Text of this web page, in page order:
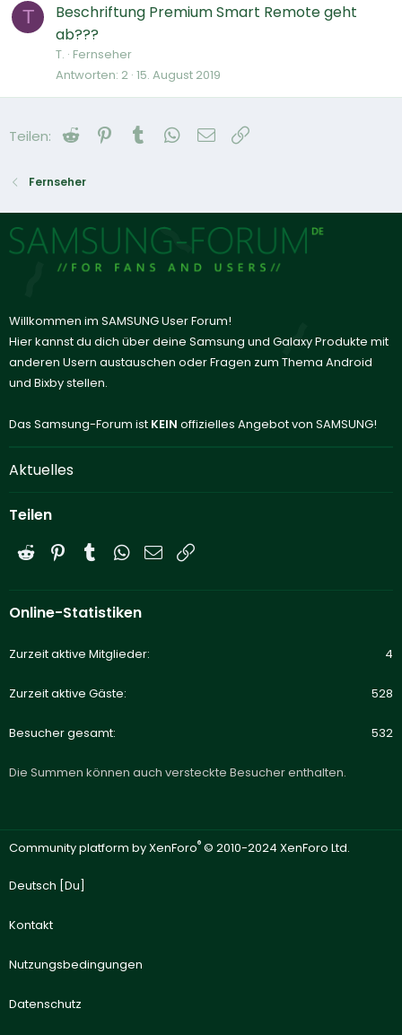
T
Beschriftung Premium Smart Remote geht
ab???
T. Fernseher
Antworten 2 15. August 2019
Teilen: Reddit Pinterest
Tumblr WhatsApp
E-Mail
Fernseher
Willkommen im SAMSUNG User Forum!
Hier kannst du dich über deine Samsung und Galaxy Produkte mit
anderen Usern austauschen oder Fragen zum Thema Android
und Bixby stellen.
Das Samsung-Forum ist KEIN offizielles Angebot von SAMSUNG!
Aktuelles
Teilen
Reddit PinterestTumblrWhatsApp
E-Mail
Online-Statistiken
Zurzeit aktive Mitglieder 4
Zurzeit aktive Gäste 528
Besucher gesamt 532
Die Summen können auch versteckte Besucher enthalten.
Community platform by XenForo® © 2010-2024 XenForo Ltd.
Deutsch [Du]
Kontakt
Nutzungsbedingungen
Datenschutz